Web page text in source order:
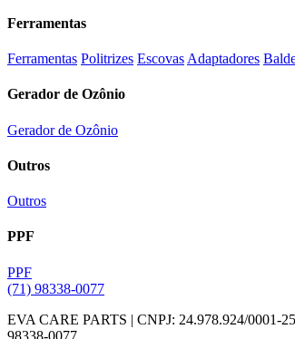
Ferramentas
Ferramentas Politrizes Escovas Adaptadores
Gerador de Ozônio
Gerador de Ozônio
Outros
Outros
PPF
PPF
(71) 98338-0077
EVA CARE PARTS | CNPJ: 24.978.924/0001-
98338-0077